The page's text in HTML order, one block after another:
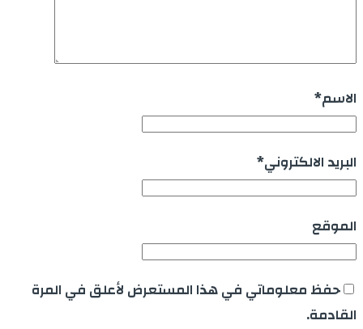
الاسم*
البريد الالكتروني*
الموقع
حفظ معلوماتي في هذا المستعرض لأعلق في المرة
القادمة.